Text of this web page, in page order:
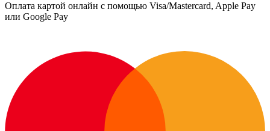
Оплата картой онлайн с помощью Visa/Mastercard, Apple Pay
или Google Pay